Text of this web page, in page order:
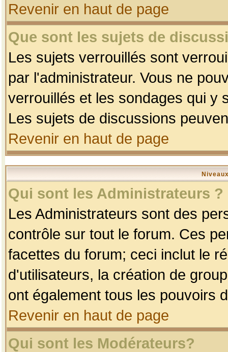
Revenir en haut de page
Que sont les sujets de
Les sujets verrouillés sont
par l'administrateur. Vous ne
verrouillés et les sondages qui y
Les sujets de discussions
Revenir en haut de page
Qui sont les Administrateurs ?
Les Administrateurs sont des
contrôle sur tout le forum. Ces
facettes du forum; ceci inclut le
d'utilisateurs, la création de
ont également tous les pouvoirs
Revenir en haut de page
Qui sont les Modérateurs?